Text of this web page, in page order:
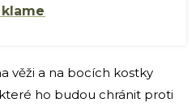
věži a na bocích kostky
ho budou chránit proti